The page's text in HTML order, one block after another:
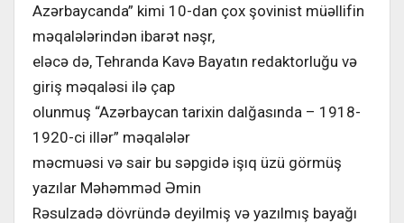
Azərbaycanda” kimi 10-dan çox şovinist müəllifin
məqalələrindən ibarət nəşr,
eləcə də, Tehranda Kavə Bayatın redaktorluğu və
giriş məqaləsi ilə çap
olunmuş “Azərbaycan tarixin dalğasında – 1918-
1920-ci illər” məqalələr
məcmuəsi və sair bu səpgidə işıq üzü görmüş
yazılar Məhəmməd Əmin
Rəsulzadə dövründə deyilmiş və yazılmış bayağı